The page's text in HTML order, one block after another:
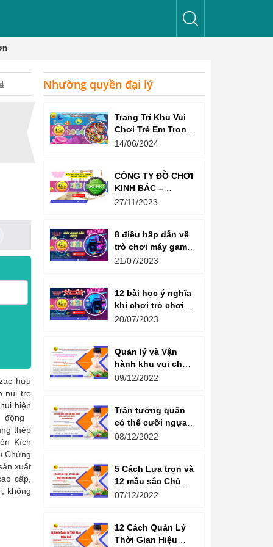
hưu
núi tre
hiện
động
thép
Kích
Chứng
xuất
cấp,
không
Nhường quyền đại lý
Trang Trí Khu Vui
Chơi Trẻ Em Trong
Nhà Như Thế Nào
14/06/2024
CÔNG TY ĐỒ CHƠI
KINH BẮC –
CHỨNG CHỈ ISO
27/11/2023
8 điều hấp dẫn về
trò chơi máy game
bắn súng
21/07/2023
12 bài học ý nghĩa
khi chơi trò chơi
máy game đua xe
20/07/2023
Quản lý và Vận
hành khu vui chơi
giải trí -
amusement parks
09/12/2022
Trán tướng quân
có thể cưỡi ngựa,
Bụng tể tướng có
08/12/2022
5 Cách Lựa trọn và
12 mầu sắc Chủ
đạo Tương sinh
năng lượng
07/12/2022
12 Cách Quản Lý
Thời Gian Hiệu